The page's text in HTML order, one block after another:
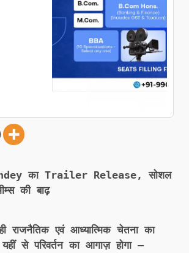
का Trailer Release, सोशल
की बाढ़
राजनैतिक एवं आध्यात्मिक चेतना का
से परिवर्तन का आगाज़ होगा –